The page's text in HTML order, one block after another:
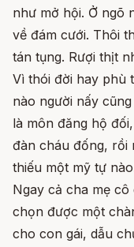
như mở hội. Ở ngõ
về đám cưới. Thôi
tán tụng. Rượi thịt
Vì thói đời hay phù
nào người nấy
là môn đăng hộ
đàn cháu đống, rồi
thiếu một mỹ tự
Ngay cả cha mẹ
chọn được một
cho con gái, dẫu